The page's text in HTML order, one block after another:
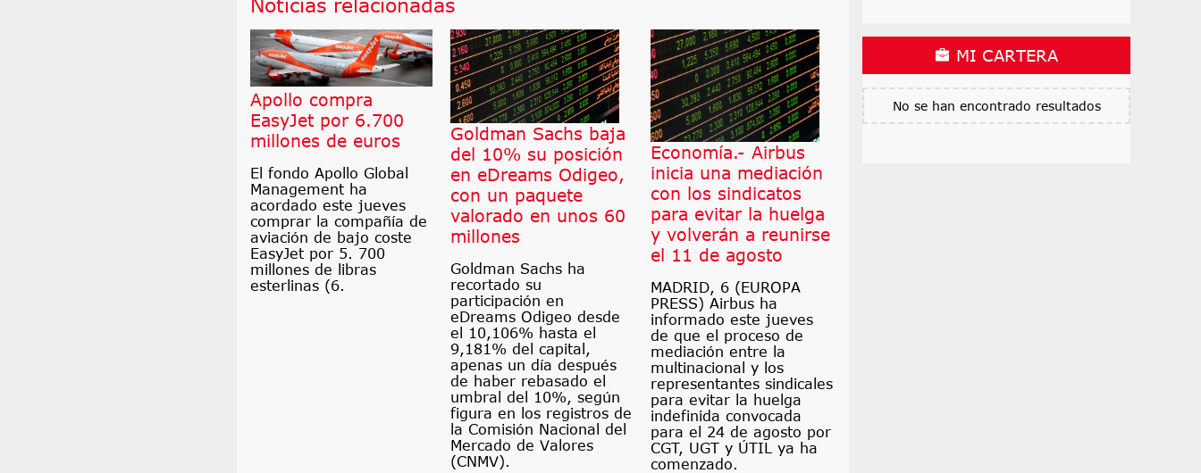
Apollo compra
EasyJet por 6.700
millones de euros
El fondo Apollo Global
Management ha
acordado este jueves
comprar la compañía de
aviación de bajo coste
EasyJet por 5. 700
millones de libras
esterlinas (6.
Goldman Sachs baja
del 10% su posición
en eDreams Odigeo,
con un paquete
valorado en unos 60
millones
Goldman Sachs ha
recortado su
participación en
eDreams Odigeo desde
el 10,106% hasta el
9,181% del capital,
apenas un día después
de haber rebasado el
umbral del 10%, según
figura en los registros de
la Comisión Nacional del
Mercado de Valores
(CNMV).
Economía.- Airbus
inicia una mediación
con los sindicatos
para evitar la huelga
y volverán a reunirse
el 11 de agosto
MADRID, 6 (EUROPA
PRESS) Airbus ha
informado este jueves
de que el proceso de
mediación entre la
multinacional y los
representantes sindicales
para evitar la huelga
indefinida convocada
para el 24 de agosto por
CGT, UGT y ÚTIL ya ha
comenzado.
MI CARTERA
No se han encontrado resultados